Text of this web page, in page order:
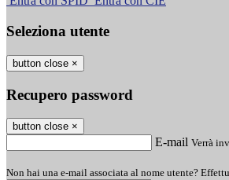
Seleziona utente
button close ×
Recupero password
button close ×
E-mail Verrà
Non hai una e-mail associata al nome utente?